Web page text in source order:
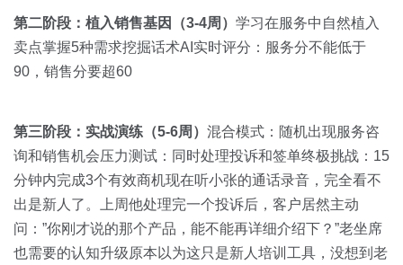
第二阶段：植入销售基因（3-4周） 学习在服务中自然植入
卖点掌握5种需求挖掘话术AI实时评分：服务分不能低于
90，销售分要超60
第三阶段：实战演练（5-6周） 混合模式：随机出现服务咨
询和销售机会压力测试：同时处理投诉和签单终极挑战：15
分钟内完成3个有效商机现在听小张的通话录音，完全看不
出是新人了。上周他处理完一个投诉后，客户居然主动
问：”你刚才说的那个产品，能不能再详细介绍下？”老坐席
也需要的认知升级原本以为这只是新人培训工具，没想到老